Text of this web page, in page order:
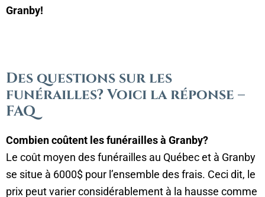
Granby!
Des questions sur les
funérailles? Voici la réponse –
FAQ
Combien coûtent les funérailles à Granby?
Le coût moyen des funérailles au Québec et à Granby
se situe à 6000$ pour l’ensemble des frais. Ceci dit, le
prix peut varier considérablement à la hausse comme